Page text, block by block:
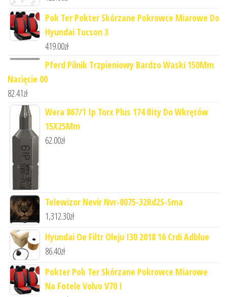
Pok Ter Pokter Skórzane Pokrowce Miarowe Do
Hyundai Tucson 3
419.00zł
Pferd Pilnik Trzpieniowy Bardzo Waski 150Mm
Nacięcie 00
82.41zł
Wera 867/1 Ip Torx Plus 174 Bity Do Wkrętów
15X25Mm
62.00zł
Telewizor Nevir Nvr-8075-32Rd2S-Sma
1,312.30zł
Hyundai Oe Filtr Oleju I30 2018 16 Crdi Adblue
86.40zł
Pokter Pok Ter Skórzane Pokrowce Miarowe
Na Fotele Volvo V70 I